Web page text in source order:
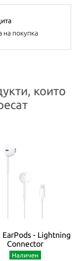
на покупка
които
EarPods - Lightning
Connector
Наличен